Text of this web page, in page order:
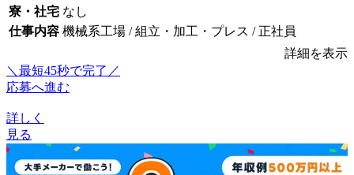
寮・社宅 なし
仕事内容 機械系工場 / 組立・加工・プレス / 正社員
詳細を表示
＼最短45秒で完了／
応募へ進む
詳しく
見る